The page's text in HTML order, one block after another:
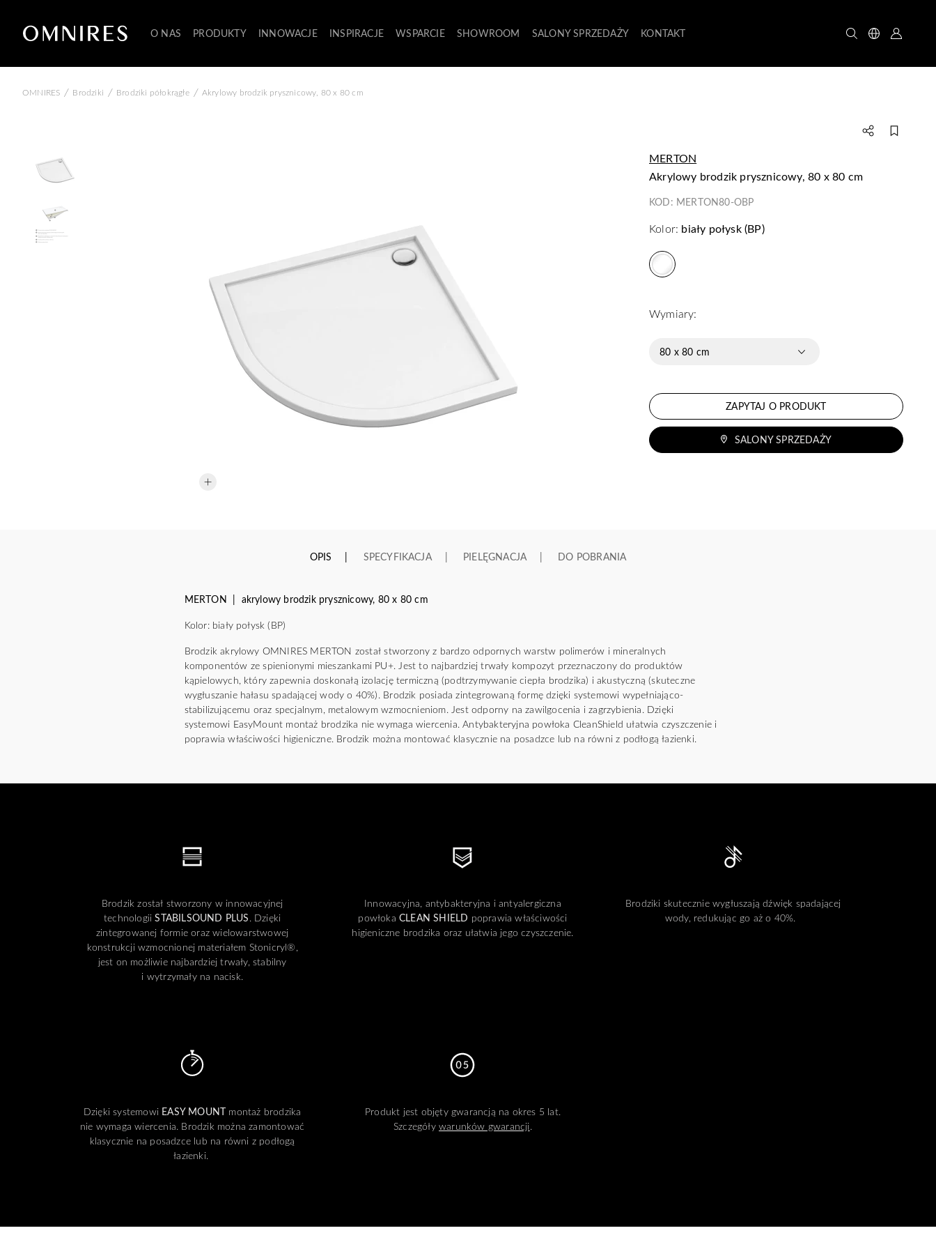
O NAS PRODUKTY INNOWACJE INSPIRACJE WSPARCIE SHOWROOM SALONY SPRZEDAŻY KONTAKT
OMNIRES / Brodziki / Brodziki półokrągłe / Akrylowy brodzik prysznicowy, 80 x 80 cm
MERTON
akrylowy brodzik prysznicowy, 80 x 80 cm
KOD: MERTON80-OBP
Kolor: biały połysk (BP)
Wymiary:
80 x 80 cm
ZAPYTAJ O PRODUKT
SALONY SPRZEDAŻY
OPIS SPECYFIKACJA PIELĘGNACJA DO POBRANIA
MERTON | akrylowy brodzik prysznicowy, 80 x 80 cm
Kolor: biały połysk (BP)
Brodzik akrylowy OMNIRES MERTON został stworzony z bardzo odpornych warstw polimerów i mineralnych
komponentów ze spienionymi mieszankami PU+. Jest to najbardziej trwały kompozyt przeznaczony do produktów
kąpielowych, który zapewnia doskonałą izolację termiczną (podtrzymywanie ciepła brodzika) i akustyczną (skuteczne
wygłuszanie hałasu spadającej wody o 40%). Brodzik posiada zintegrowaną formę dzięki systemowi wypełniająco-
stabilizującemu oraz specjalnym, metalowym wzmocnieniom. Jest odporny na zawilgocenia i zagrzybienia. Dzięki
systemowi EasyMount montaż brodzika nie wymaga wiercenia. Antybakteryjna powłoka CleanShield ułatwia czyszczenie i
poprawia właściwości higieniczne. Brodzik można montować klasycznie na posadzce lub na równi z podłogą łazienki.
Brodzik został stworzony w innowacyjnej
technologiiSTABILSOUND PLUS. Dzięki
zintegrowanej formie oraz wielowarstwowej
konstrukcji wzmocnionej materiałem Stonicryl®,
jest on możliwie najbardziej trwały, stabilny
i wytrzymały na nacisk.
Innowacyjna, antybakteryjna i antyalergiczna
powłoka CLEAN SHIELD poprawia właściwości
higieniczne brodzika oraz ułatwia jego czyszczenie.
Brodziki skutecznie wygłuszają dźwięk spadającej
wody, redukując go aż o 40%.
Dzięki systemowi EASY MOUNT montaż brodzika
nie wymaga wiercenia. Brodzik można zamontować
klasycznie na posadzce lub na równi z podłogą
łazienki.
Produkt jest objęty gwarancją na okres 5 lat.
Szczegóływarunków gwarancji.